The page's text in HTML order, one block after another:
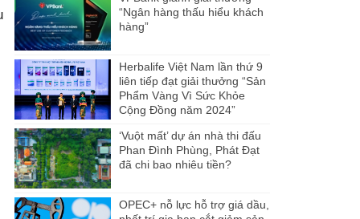
“Ngân hàng thấu hiểu khách
hàng”
Herbalife Việt Nam lần thứ 9
liên tiếp đạt giải thưởng “Sản
Phẩm Vàng Vì Sức Khỏe
Cộng Đồng năm 2024”
‘Vuột mất’ dự án nhà thi đấu
Phan Đình Phùng, Phát Đạt
đã chi bao nhiêu tiền?
OPEC+ nỗ lực hỗ trợ giá dầu,